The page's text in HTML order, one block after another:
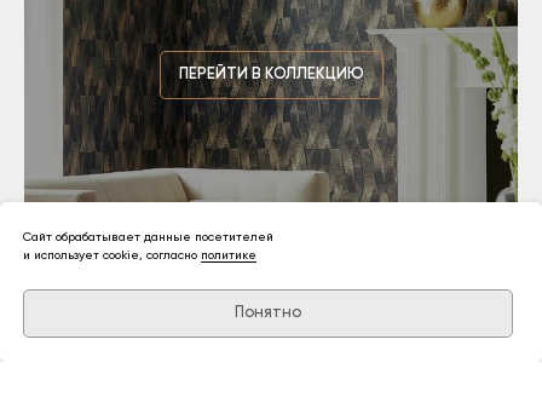
ПЕРЕЙТИ В КОЛЛЕКЦИЮ
Сайт обрабатывает данные посетителей
и использует cookie, согласно политике
Понятно